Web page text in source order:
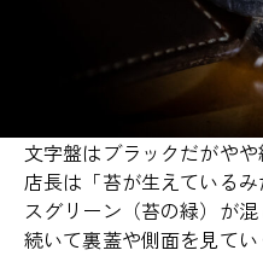
文字盤はブラックだがや
店長は「苔が生えている
スグリーン（苔の緑）が混
続いて裏蓋や側面を見てい